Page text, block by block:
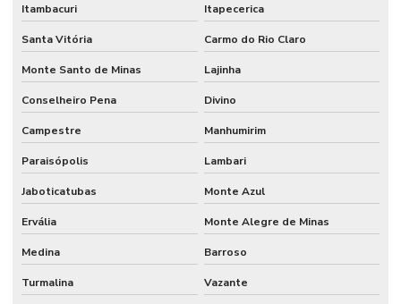
Itambacuri Itapecerica
Santa Vitória Carmo do Rio Claro
Monte Santo de Minas Lajinha
Conselheiro Pena Divino
Campestre Manhumirim
Paraisópolis Lambari
Jaboticatubas Monte Azul
Ervália Monte Alegre de Minas
Medina Barroso
Turmalina Vazante